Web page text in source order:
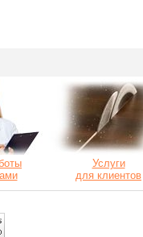
Услуги
для клиентов